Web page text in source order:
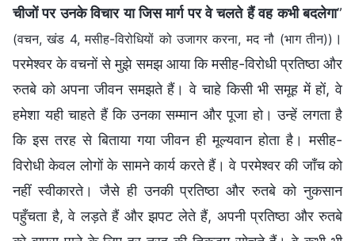
चीजों पर उनके विचार या जिस मार्ग पर वे चलते हैं वह कभी बदलेगा”
(वचन, खंड 4, मसीह-विरोधियों को उजागर करना, मद नौ (भाग तीन)) ।
परमेश्वर के वचनों से मुझे समझ आया कि मसीह-विरोधी प्रतिष्ठा और
रुतबे को अपना जीवन समझते हैं। वे चाहे किसी भी समूह में हों, वे
हमेशा यही चाहते हैं कि उनका सम्मान और पूजा हो। उन्हें लगता है
कि इस तरह से बिताया गया जीवन ही मूल्यवान होता है। मसीह-
विरोधी केवल लोगों के सामने कार्य करते हैं। वे परमेश्वर की जाँच को
नहीं स्वीकारते। जैसे ही उनकी प्रतिष्ठा और रुतबे को नुकसान
पहुँचता है, वे लड़ते हैं और झपट लेते हैं, अपनी प्रतिष्ठा और रुतबे